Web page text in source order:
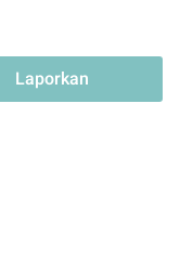
Laporkan